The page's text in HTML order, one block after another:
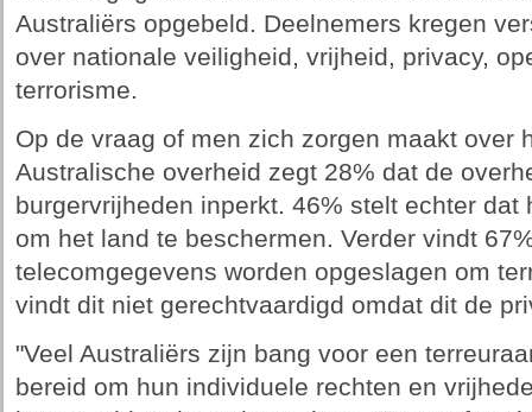
Australiërs opgebeld. Deelnemers kregen
over nationale veiligheid, vrijheid, privacy,
terrorisme.
Op de vraag of men zich zorgen maakt over
Australische overheid zegt 28% dat de
burgervrijheden inperkt. 46% stelt echter
om het land te beschermen. Verder vindt
telecomgegevens worden opgeslagen om
vindt dit niet gerechtvaardigd omdat dit de
"Veel Australiërs zijn bang voor een
bereid om hun individuele rechten en